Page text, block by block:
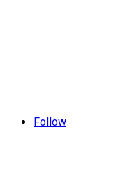
Follow